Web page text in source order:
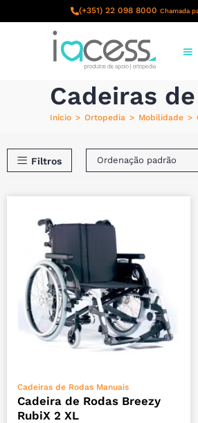
(+351) 22 098 8000 Chamada
Cadeiras
Início > Ortopedia > Mobilidade >
Filtros Ordenação padrão
VER OPÇÕES
Cadeiras de Rodas Manuais
Cadeira de Rodas Breezy
RubiX 2 XL